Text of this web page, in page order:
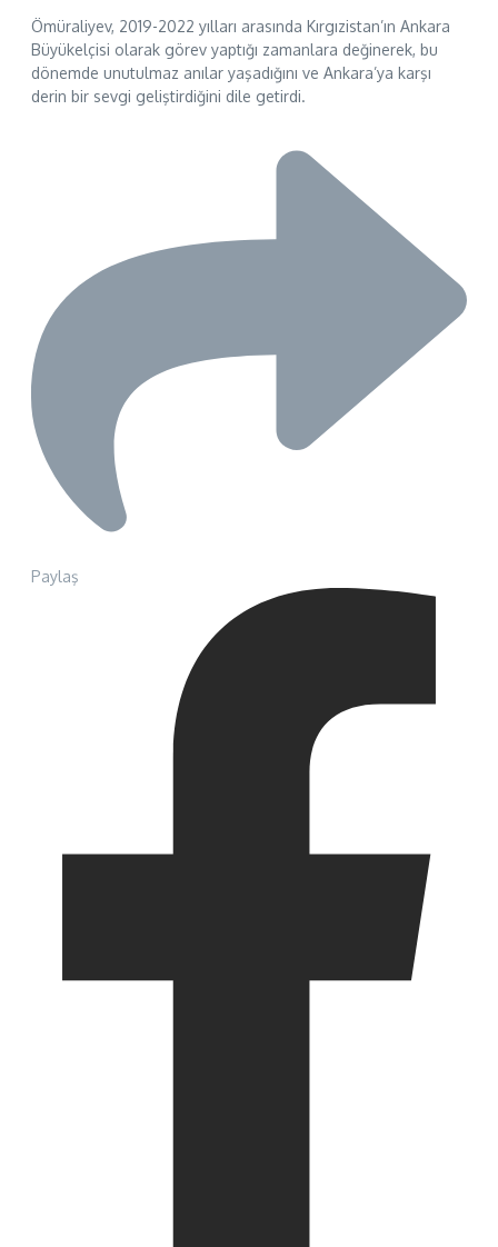
Ömüraliyev, 2019-2022 yılları arasında Kırgızistan’ın Ankara
Büyükelçisi olarak görev yaptığı zamanlara değinerek, bu
dönemde unutulmaz anılar yaşadığını ve Ankara’ya karşı
derin bir sevgi geliştirdiğini dile getirdi.
Paylaş